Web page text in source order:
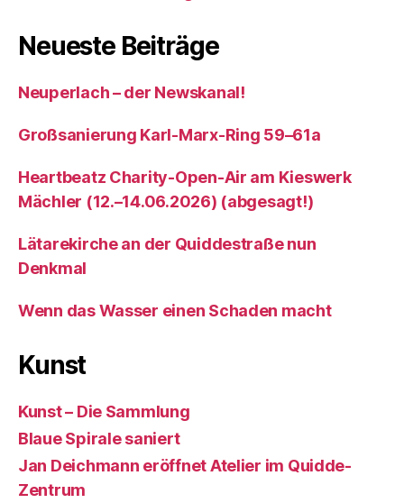
Neueste Beiträge
Neuperlach – der Newskanal!
Großsanierung Karl-Marx-Ring 59–61a
Heartbeatz Charity-Open-Air am Kieswerk
Mächler (12.–14.06.2026) (abgesagt!)
Lätarekirche an der Quiddestraße nun
Denkmal
Wenn das Wasser einen Schaden macht
Kunst
Kunst – Die Sammlung
Blaue Spirale saniert
Jan Deichmann eröffnet Atelier im Quidde-
Zentrum